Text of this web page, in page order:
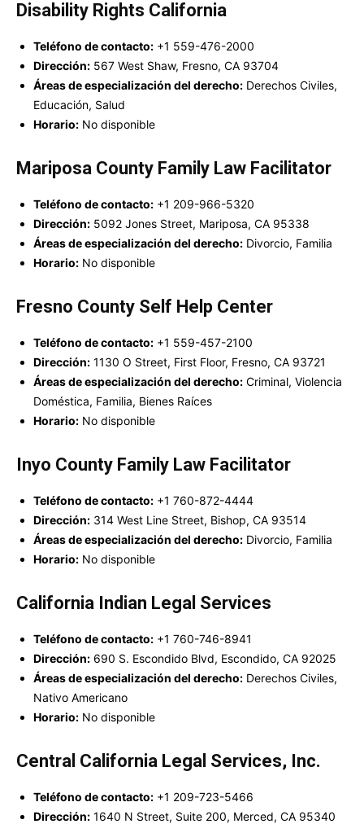
Disability Rights California
Teléfono de contacto: +1 559-476-2000
Dirección: 567 West Shaw, Fresno, CA 93704
Áreas de especialización del derecho: Derechos Civiles,
Educación, Salud
Horario: No disponible
Mariposa County Family Law Facilitator
Teléfono de contacto: +1 209-966-5320
Dirección: 5092 Jones Street, Mariposa, CA 95338
Áreas de especialización del derecho: Divorcio, Familia
Horario: No disponible
Fresno County Self Help Center
Teléfono de contacto: +1 559-457-2100
Dirección: 1130 O Street, First Floor, Fresno, CA 93721
Áreas de especialización del derecho: Criminal, Violencia
Doméstica, Familia, Bienes Raíces
Horario: No disponible
Inyo County Family Law Facilitator
Teléfono de contacto: +1 760-872-4444
Dirección: 314 West Line Street, Bishop, CA 93514
Áreas de especialización del derecho: Divorcio, Familia
Horario: No disponible
California Indian Legal Services
Teléfono de contacto: +1 760-746-8941
Dirección: 690 S. Escondido Blvd, Escondido, CA 92025
Áreas de especialización del derecho: Derechos Civiles,
Nativo Americano
Horario: No disponible
Central California Legal Services, Inc.
Teléfono de contacto: +1 209-723-5466
Dirección: 1640 N Street, Suite 200, Merced, CA 95340